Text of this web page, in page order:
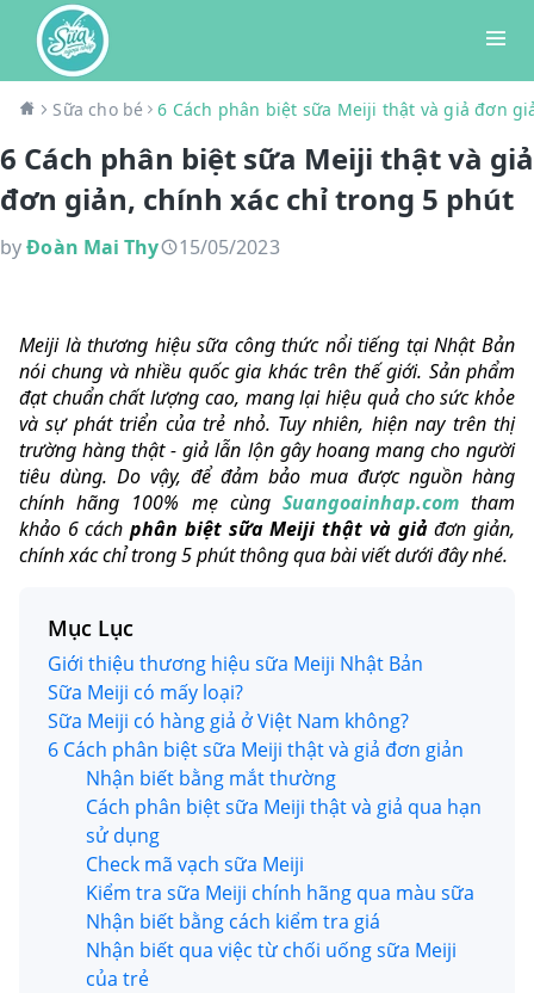
Sữa cho bé 6 Cách phân biệt sữa Meiji thật và giả đơn
6 Cách phân biệt sữa Meiji thật và giả
đơn giản, chính xác chỉ trong 5 phút
byĐoàn Mai Thy 15/05/2023
Meiji là thương hiệu sữa công thức nổi tiếng tại Nhật Bản
nói chung và nhiều quốc gia khác trên thế giới. Sản phẩm
đạt chuẩn chất lượng cao, mang lại hiệu quả cho sức khỏe
và sự phát triển của trẻ nhỏ. Tuy nhiên, hiện nay trên thị
trường hàng thật - giả lẫn lộn gây hoang mang cho người
tiêu dùng. Do vậy, để đảm bảo mua được nguồn hàng
chính hãng 100% mẹ cùng Suangoainhap.comtham
khảo 6 cáchphân biệt sữa Meiji thật và giảđơn giản,
chính xác chỉ trong 5 phút thông qua bài viết dưới đây nhé.
Mục Lục
Giới thiệu thương hiệu sữa Meiji Nhật Bản
Sữa Meiji có mấy loại?
Sữa Meiji có hàng giả ở Việt Nam không?
6 Cách phân biệt sữa Meiji thật và giả đơn giản
Nhận biết bằng mắt thường
Cách phân biệt sữa Meiji thật và giả qua hạn
sử dụng
Check mã vạch sữa Meiji
Kiểm tra sữa Meiji chính hãng qua màu sữa
Nhận biết bằng cách kiểm tra giá
Nhận biết qua việc từ chối uống sữa Meiji
của trẻ